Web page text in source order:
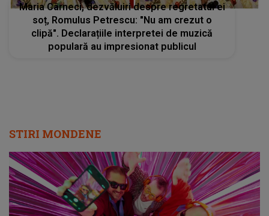
Maria Cârneci, dezvăluiri despre regretatul ei
soț, Romulus Petrescu: "Nu am crezut o
clipă". Declarațiile interpretei de muzică
populară au impresionat publicul
STIRI MONDENE